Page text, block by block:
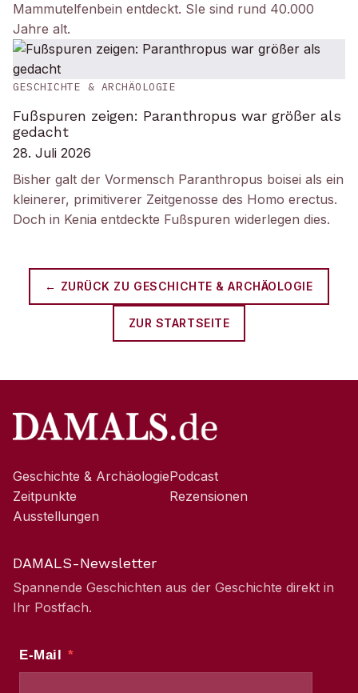
Mammutelfenbein entdeckt. SIe sind rund 40.000
Jahre alt.
GESCHICHTE & ARCHÄOLOGIE
Fußspuren zeigen: Paranthropus war größer als
gedacht
28. Juli 2026
Bisher galt der Vormensch Paranthropus boisei als ein
kleinerer, primitiverer Zeitgenosse des Homo erectus.
Doch in Kenia entdeckte Fußspuren widerlegen dies.
← ZURÜCK ZU GESCHICHTE & ARCHÄOLOGIE
ZUR STARTSEITE
Geschichte & Archäologie
Zeitpunkte
Ausstellungen
Podcast
Rezensionen
DAMALS-Newsletter
Spannende Geschichten aus der Geschichte direkt in
Ihr Postfach.